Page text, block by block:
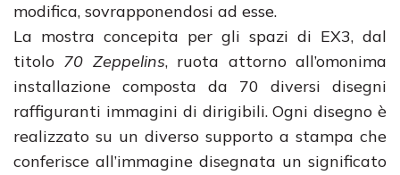
modifica, sovrapponendosi ad esse.
La mostra concepita per gli spazi di EX3, dal
titolo 70 Zeppelins, ruota attorno all’omonima
installazione composta da 70 diversi disegni
raffiguranti immagini di dirigibili. Ogni disegno è
realizzato su un diverso supporto a stampa che
conferisce all’immagine disegnata un significato